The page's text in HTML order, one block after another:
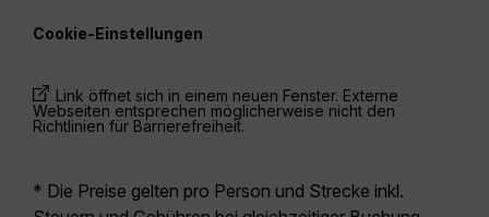
Cookie-Einstellungen
Link öffnet sich in einem neuen Fenster. Externe
Webseiten entsprechen möglicherweise nicht den
Richtlinien für Barrierefreiheit.
* Die Preise gelten pro Person und Strecke inkl.